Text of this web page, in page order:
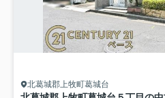
北葛城郡上牧町葛城台